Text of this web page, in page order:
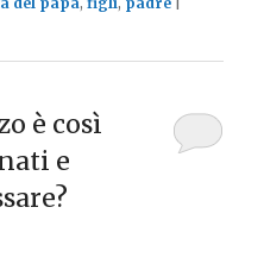
è così
e